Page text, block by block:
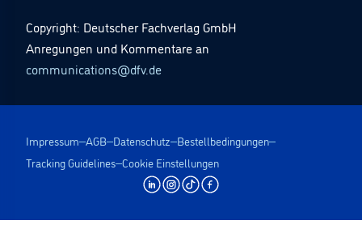
Copyright: Deutscher Fachverlag GmbH
Anregungen und Kommentare an
communications@dfv.de
Impressum AGB Datenschutz Bestellbedingungen
Tracking Guidelines Cookie Einstellungen